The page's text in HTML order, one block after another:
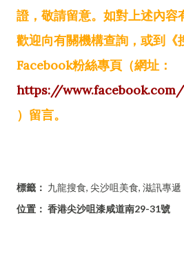
證，敬請留意。如對上述內容
歡迎向有關機構查詢，或到《
Facebook粉絲專頁（網址：
https://
）留言。
標籤： 九龍搜食 尖沙咀美食 滋訊專遞
位置： 香港尖沙咀漆咸道南29-31號